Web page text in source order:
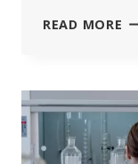
READ MORE